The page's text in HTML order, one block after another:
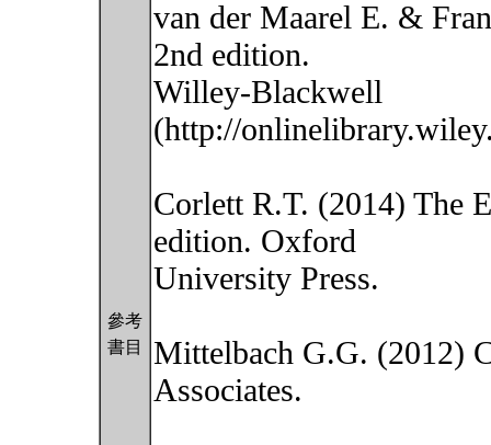
參考
書目
van der Maarel E. &
2nd edition.
Willey-Blackwell
(http://
Corlett R.T. (2014) The
edition. Oxford
University Press.
Mittelbach G.G. (2012)
Associates.